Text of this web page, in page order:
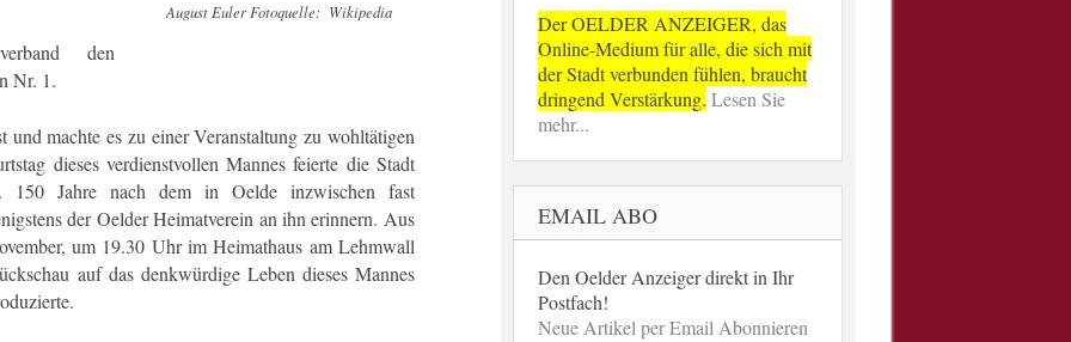
August Euler Fotoquelle: Wikipedia
den
Nr. 1.
machte es zu einer Veranstaltung zu wohltätigen
dieses verdienstvollen Mannes feierte die Stadt
150 Jahre nach dem in Oelde inzwischen fast
der Oelder Heimatverein an ihn erinnern. Aus
um 19.30 Uhr im Heimathaus am Lehmwall
auf das denkwürdige Leben dieses Mannes
Der OELDER ANZEIGER, das
Online-Medium für alle, die sich mit
der Stadt verbunden fühlen, braucht
dringend Verstärkung. Lesen Sie
mehr...
EMAIL ABO
Den Oelder Anzeiger direkt in Ihr
Postfach!
Neue Artikel per Email Abonnieren